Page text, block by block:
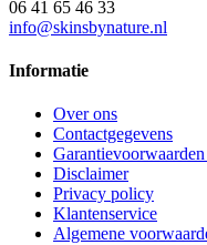
06 41 65 46 33
info@skinsbynature.nl
Informatie
Over ons
Contactgegevens
Disclaimer
Privacy policy
Klantenservice
Algemene